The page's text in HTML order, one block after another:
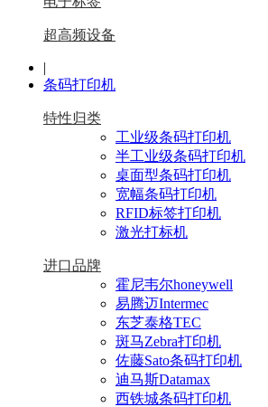
超高频设备
|
条码打印机
特性归类
工业级条码打印机
半工业级条码打印机
桌面型条码打印机
宽幅条码打印机
RFID标签打印机
激光打标机
进口品牌
霍尼韦尔honeywell
易腾迈Intermec
东芝泰格TEC
斑马Zebra打印机
佐藤Sato条码打印机
迪马斯Datamax
西铁城条码打印机